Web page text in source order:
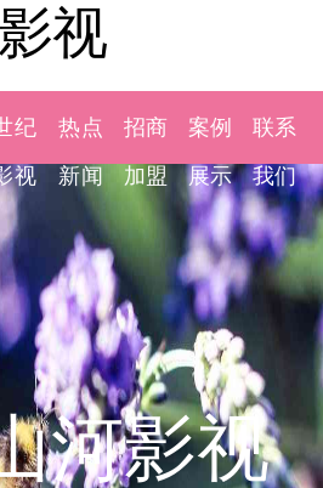
视
纪
视
热点
新闻
招商
加盟
案例
展示
联系
我们
河影视